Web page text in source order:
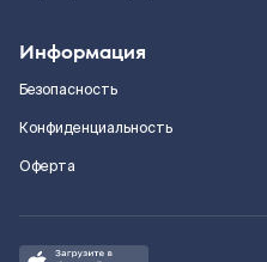
Информация
Безопасность
Конфиденциальность
Оферта